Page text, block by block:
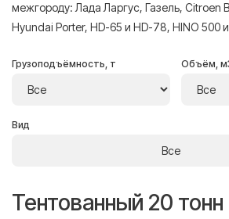
межгороду: Лада Ларгус, Газель, Citroen
Hyundai Porter, HD-65 и HD-78, HINO 500
Грузоподъёмность, т Объём,
Вид
Тентованный 20 тонн